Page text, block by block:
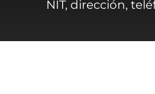
NIT, dirección,